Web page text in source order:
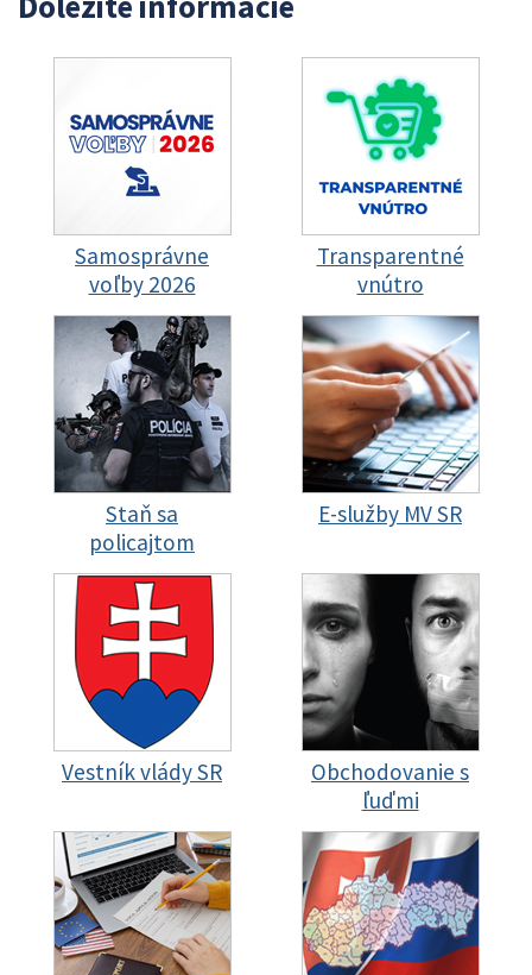
Samosprávne
voľby 2026
Transparentné
vnútro
Staň sa
policajtom
E-služby MV SR
Vestník vlády SR
Obchodovanie s
ľuďmi